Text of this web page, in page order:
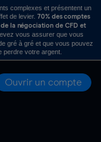
complexes et présentent un
de levier. 70% des comptes
la négociation de CFD et
vous assurer que vous
gré à gré et que vous pouvez
perdre votre argent.
Ouvrir un compte